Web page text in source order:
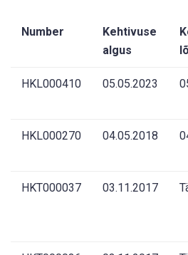
Number
Kehtivuse
algus
HKL000410 05.05.2023
HKL000270 04.05.2018
HKT000037 03.11.2017